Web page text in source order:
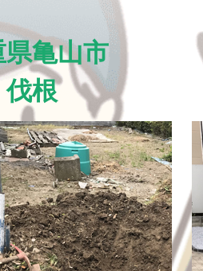
亀山市
伐根